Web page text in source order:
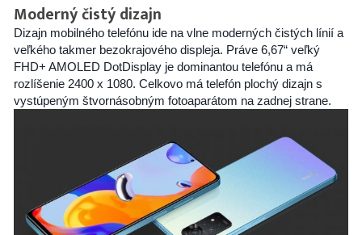
Moderný čistý dizajn
Dizajn mobilného telefónu ide na vlne moderných čistých línií a
veľkého takmer bezokrajového displeja. Práve 6,67“ veľký
FHD+ AMOLED DotDisplay je dominantou telefónu a má
rozlíšenie 2400 x 1080. Celkovo má telefón plochý dizajn s
vystúpeným štvornásobným fotoaparátom na zadnej strane.